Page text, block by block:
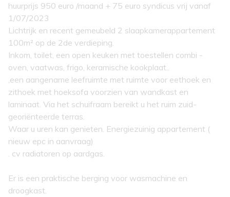
huurprijs 950 euro /maand + 75 euro syndicus vrij vanaf
1/07/2023
Lichtrijk en recent gemeubeld 2 slaapkamerappartement
100m² op de 2de verdieping.
Inkom, toilet, een open keuken met toestellen combi -
oven, vaatwas, frigo, keramische kookplaat..
,een aangename leefruimte met ruimte voor eethoek en
zithoek met hoeksofa voorzien van wandkast en
laminaat. Via het schuifraam bereikt u het ruim zuid-
georiënteerde terras.
Waar u uren kan genieten. Energiezuinig appartement (
nieuw epc in aanvraag)
. cv radiatoren op aardgas.
Er is een praktische berging voor wasmachine en
droogkast.